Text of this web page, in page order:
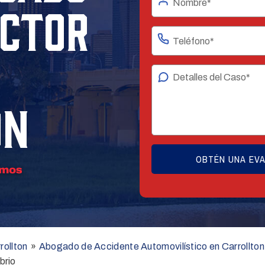
» Abogado de Accidente Automovilístico en Carrollton